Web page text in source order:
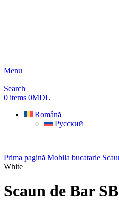
Menu
Search
0 items 0MDL
Română
Русский
Prima pagină Mobila bucatarie
White
Scaun de Bar